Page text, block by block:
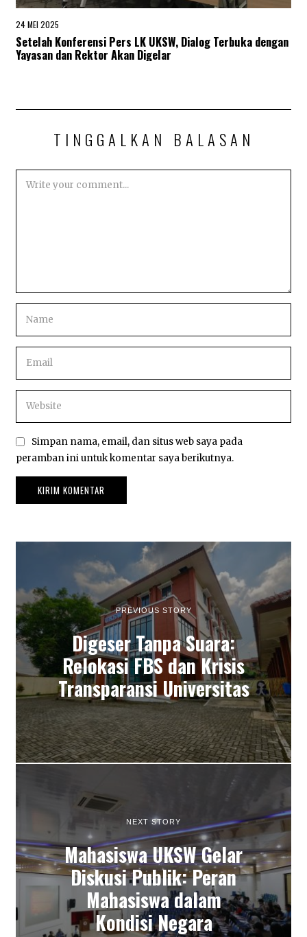
24 MEI 2025
4
M
E
5
Setelah Konferensi Pers LK UKSW, Dialog Terbuka dengan
Yayasan dan Rektor Akan Digelar
TINGGALKAN BALASAN
Simpan nama, email, dan situs web saya pada
peramban ini untuk komentar saya berikutnya.
PREVIOUS STORY
Digeser Tanpa Suara:
Relokasi FBS dan Krisis
Transparansi Universitas
NEXT STORY
Mahasiswa UKSW Gelar
Diskusi Publik: Peran
Mahasiswa dalam
Kondisi Negara